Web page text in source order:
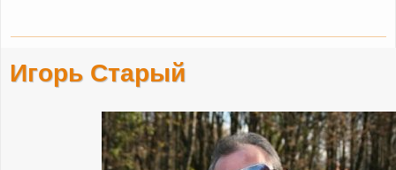
Игорь Старый